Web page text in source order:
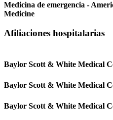
Medicina de emergencia -
Medicine
Afiliaciones hospitalarias
Baylor Scott & White Medical
Baylor Scott & White Medical
Baylor Scott & White Medical